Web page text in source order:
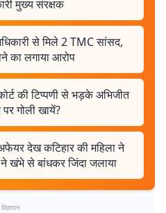
मुख्य संरक्षक
से मिले 2 TMC सांसद,
का लगाया आरोप
की टिप्पणी से भड़के अभिजीत
गोली खायें?
देख कटिहार की महिला ने
खंभे से बांधकर जिंदा जलाया
विज्ञापन